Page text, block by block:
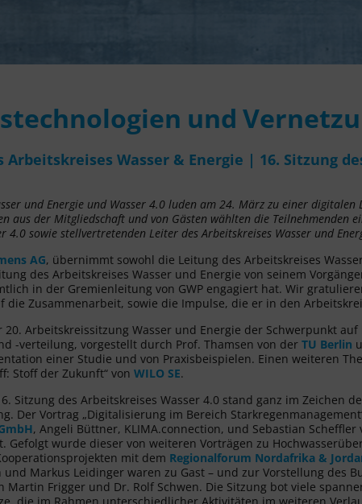
und
Arbeitskreises Wasser & Energie | 16. Sitzung
und Energie und Wasser 4.0 luden am 24. März zu einer digitalen
aus der Mitgliedschaft und von Gästen wählten die Teilnehmenden
4.0 sowie stellvertretenden Leiter des Arbeitskreises Wasser und
AG, übernimmt sowohl die Leitung des Arbeitskreises
des Arbeitskreises Wasser und Energie von seinem
in der Gremienleitung von GWP engagiert hat. Wir
die Zusammenarbeit, sowie die Impulse, die er in den
Arbeitskreissitzung Wasser und Energie der Schwerpunkt
-verteilung, vorgestellt durch Prof. Thamsen von der TU Berlin
einer Studie und von Praxisbeispielen. Einen weiteren
Stoff der Zukunft“ von WILO SE.
Sitzung des Arbeitskreises Wasser 4.0 stand ganz im Zeichen
Der Vortrag „Digitalisierung im Bereich
, Angeli Büttner, KLIMA.connection, und Sebastian Scheffler
Gefolgt wurde dieser von weiteren Vorträgen zu
mit dem Regionalforum Nordafrika &
und Markus Leidinger waren zu Gast – und zur Vorstellung des
Martin Frigger und Dr. Rolf Schwen. Die Sitzung bot viele